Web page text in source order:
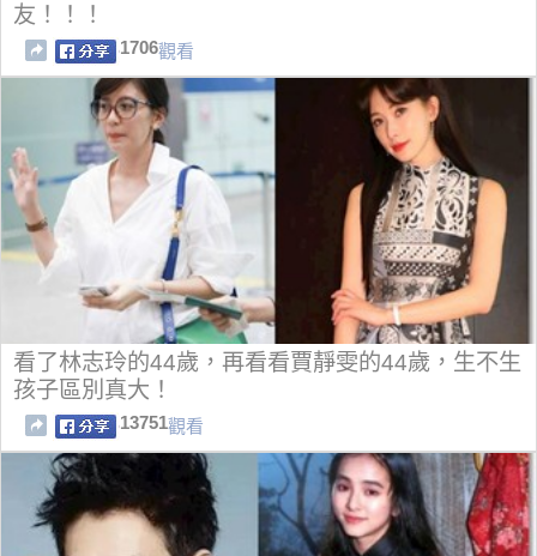
友！！！
1706觀看
看了林志玲的44歲，再看看賈靜雯的44歲，生不生
孩子區別真大！
13751觀看